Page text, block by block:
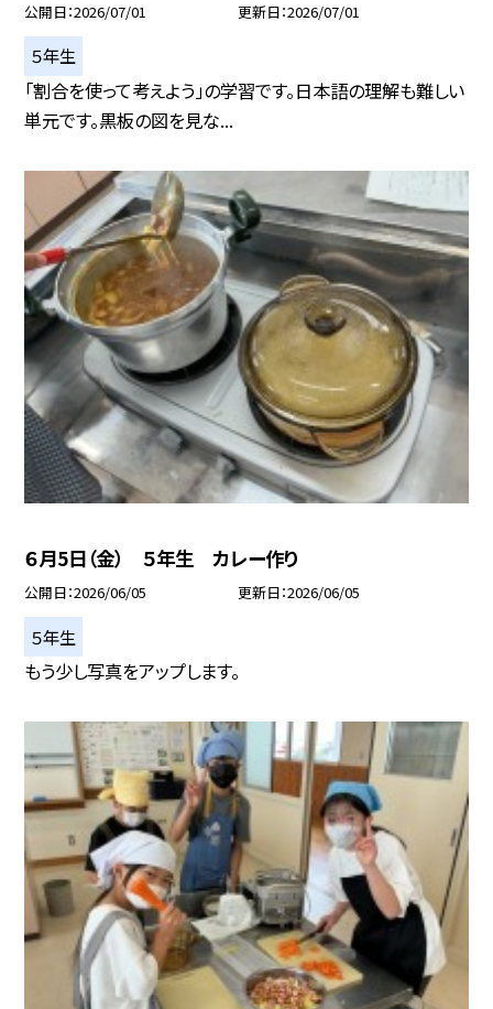
公開日 2026/07/01 更新日 2026/07/01
５年生
「割合を使って考えよう」の学習です。日本語の理解も難しい
単元です。黒板の図を見な...
６月5日（金） ５年生 カレー作り
公開日 2026/06/05 更新日 2026/06/05
５年生
もう少し写真をアップします。